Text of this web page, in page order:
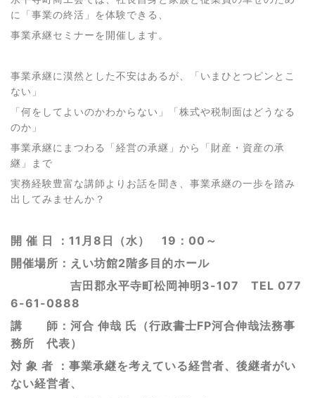
に「事業の終活」を体験できる、
事業承継セミナーを開催します。
事業承継に漠然とした不安はあるが、「いまひとつピンとこ
ない」
「何をしてよいのかわからない」「株式や税制面はどうなる
のか」
事業承継にまつわる「経営の承継」から「財産・資産の承
継」まで
実務経験豊富な講師よりお話を聞き、事業承継の一歩を踏み
出してみませんか？
開 催 日 ：11月8日（水） 19：00～
開催場所：えい坊館2階多目的ホール
吉田郡永平寺町松岡神明3-107 TEL 077
6-61-0888
講 師：河合 伸哉 氏（行政書士FP河合伸哉法務事
務所 代表）
対 象 者 ：事業承継を考えている経営者、後継者がい
ない経営者、